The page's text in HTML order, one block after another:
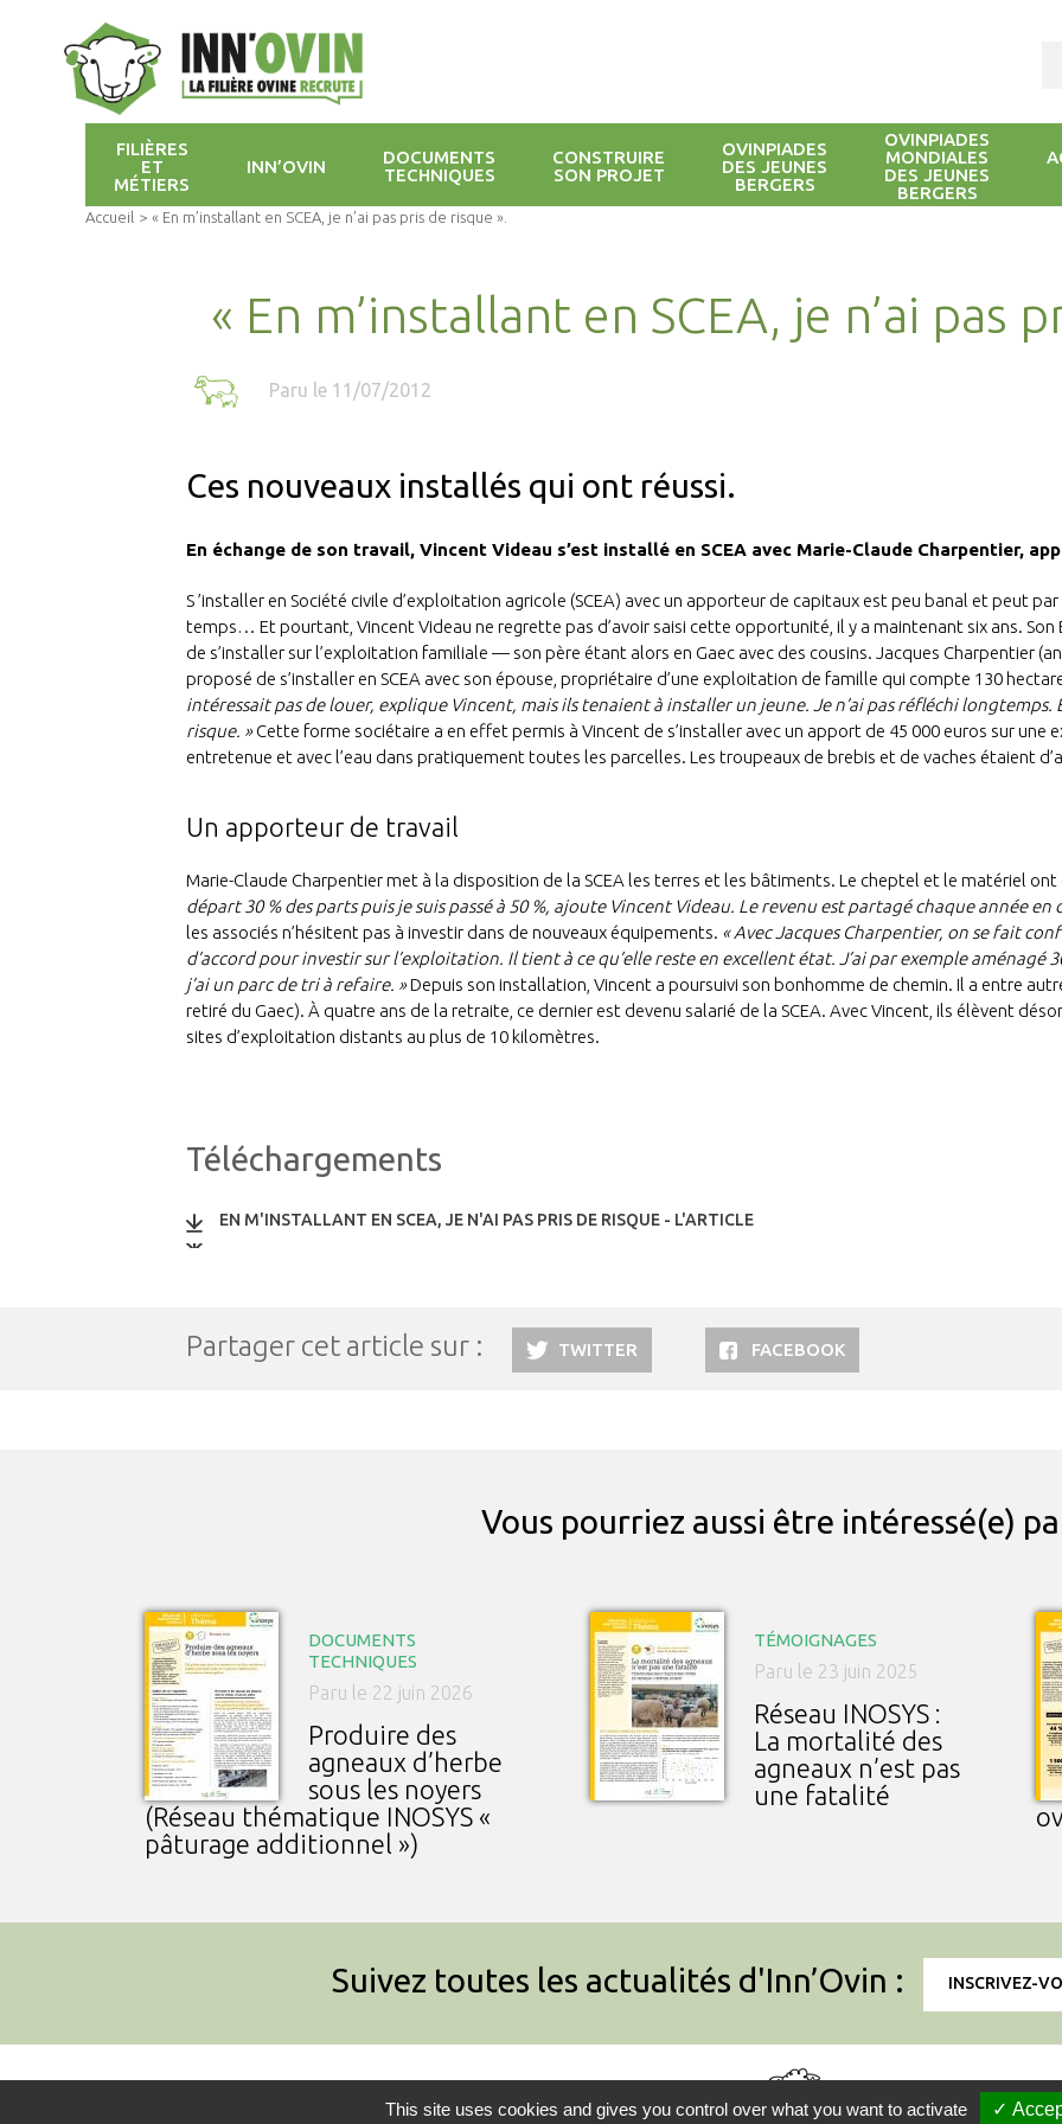
FILIÈRES
ET
MÉTIERS
INN’OVIN
DOCUMENTS
TECHNIQUES
CONSTRUIRE
SON PROJET
OVINPIADES
DES JEUNES
BERGERS
OVINPIADES
MONDIALES
DES JEUNES
BERGERS
Accueil > « En m’installant en SCEA, je n’ai pas pris de risque ».
« En m’installant en SCEA, je n’ai pas
Paru le 11/07/2012
Ces nouveaux installés qui ont réussi.
En échange de son travail, Vincent Videau s’est installé en SCEA avec Marie-Claude Charpentier,
S ’installer en Société civile d’exploitation agricole (SCEA) avec un apporteur de capitaux est peu banal et peut
temps… Et pourtant, Vincent Videau ne regrette pas d’avoir saisi cette opportunité, il y a maintenant six ans. Son
de s’installer sur l’exploitation familiale — son père étant alors en Gaec avec des cousins. Jacques Charpentier
proposé de s’installer en SCEA avec son épouse, propriétaire d’une exploitation de famille qui compte 130
intéressait pas de louer, explique Vincent, mais ils tenaient à installer un jeune. Je n’ai pas réfléchi longtemps.
risque. »Cette forme sociétaire a en effet permis à Vincent de s’installer avec un apport de 45 000 euros sur une
entretenue et avec l’eau dans pratiquement toutes les parcelles. Les troupeaux de brebis et de vaches étaient
Un apporteur de travail
Marie-Claude Charpentier met à la disposition de la SCEA les terres et les bâtiments. Le cheptel et le matériel ont
départ 30 % des parts puis je suis passé à 50 %, ajoute Vincent Videau. Le revenu est partagé chaque année en
les associés n’hésitent pas à investir dans de nouveaux équipements. « Avec Jacques Charpentier, on se fait
d’accord pour investir sur l’exploitation. Il tient à ce qu’elle reste en excellent état. J’ai par exemple aménagé
j’ai un parc de tri à refaire. »Depuis son installation, Vincent a poursuivi son bonhomme de chemin. Il a entre
retiré du Gaec). À quatre ans de la retraite, ce dernier est devenu salarié de la SCEA. Avec Vincent, ils élèvent
sites d’exploitation distants au plus de 10 kilomètres.
Téléchargements
EN M'INSTALLANT EN SCEA, JE N'AI PAS PRIS DE RISQUE - L'ARTICLE
Partager cet article sur : TWITTER FACEBOOK
Vous pourriez aussi être intéressé(e)
DOCUMENTS
TECHNIQUES
Paru le 22 juin 2026
Produire des
agneaux d’herbe
sous les noyers
(Réseau thématique INOSYS «
pâturage additionnel »)
TÉMOIGNAGES
Paru le 23 juin 2025
Réseau INOSYS :
La mortalité des
agneaux n’est pas
une fatalité
Suivez toutes les actualités d'Inn’Ovin : INSCRIVEZ-
This site uses cookies and gives you control over what you want to activate ✓